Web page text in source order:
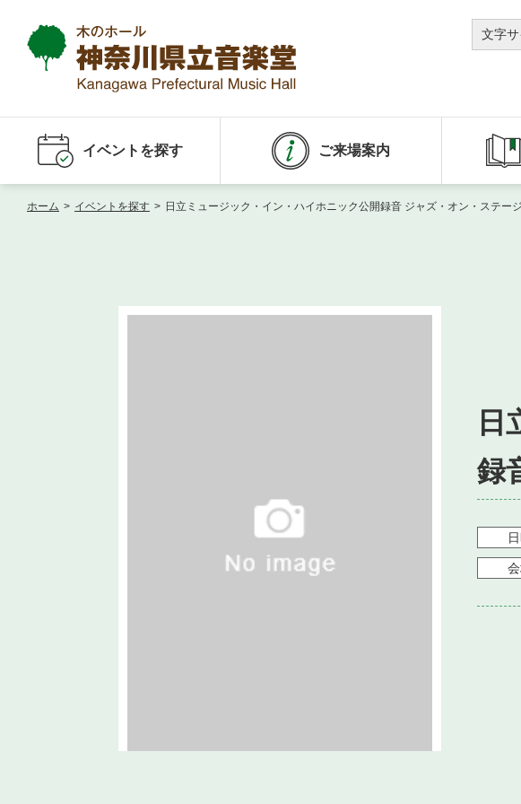
文字
イベントを探す ご来場案内
ホーム > イベントを探す > 日立ミュージック・イン・ハイホニック公開録音 ジャズ・オン・ステー
日
録